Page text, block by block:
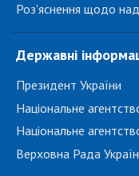
Роз'яснення щодо
Державні
Президент України
Національне
Національне
Верховна Рада